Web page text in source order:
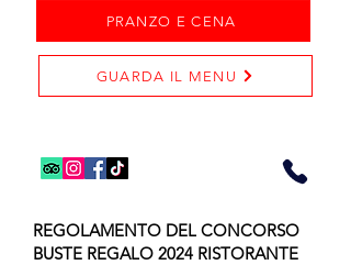
PRANZO E CENA
GUARDA IL MENU
REGOLAMENTO DEL CONCORSO
BUSTE REGALO 2024 RISTORANTE